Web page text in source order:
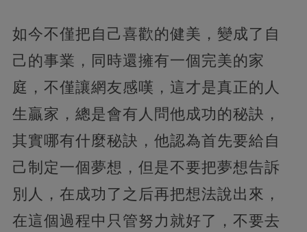
如今不僅把自己喜歡的健美，變成了自
己的事業，同時還擁有一個完美的家
庭，不僅讓網友感嘆，這才是真正的人
生贏家，總是會有人問他成功的秘訣，
其實哪有什麼秘訣，他認為首先要給自
己制定一個夢想，但是不要把夢想告訴
別人，在成功了之后再把想法說出來，
在這個過程中只管努力就好了，不要去